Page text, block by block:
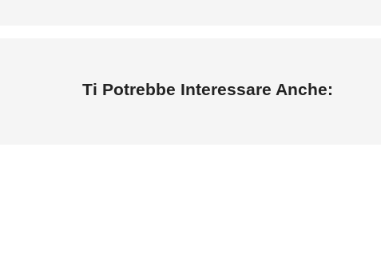
Ti Potrebbe Interessare Anche: